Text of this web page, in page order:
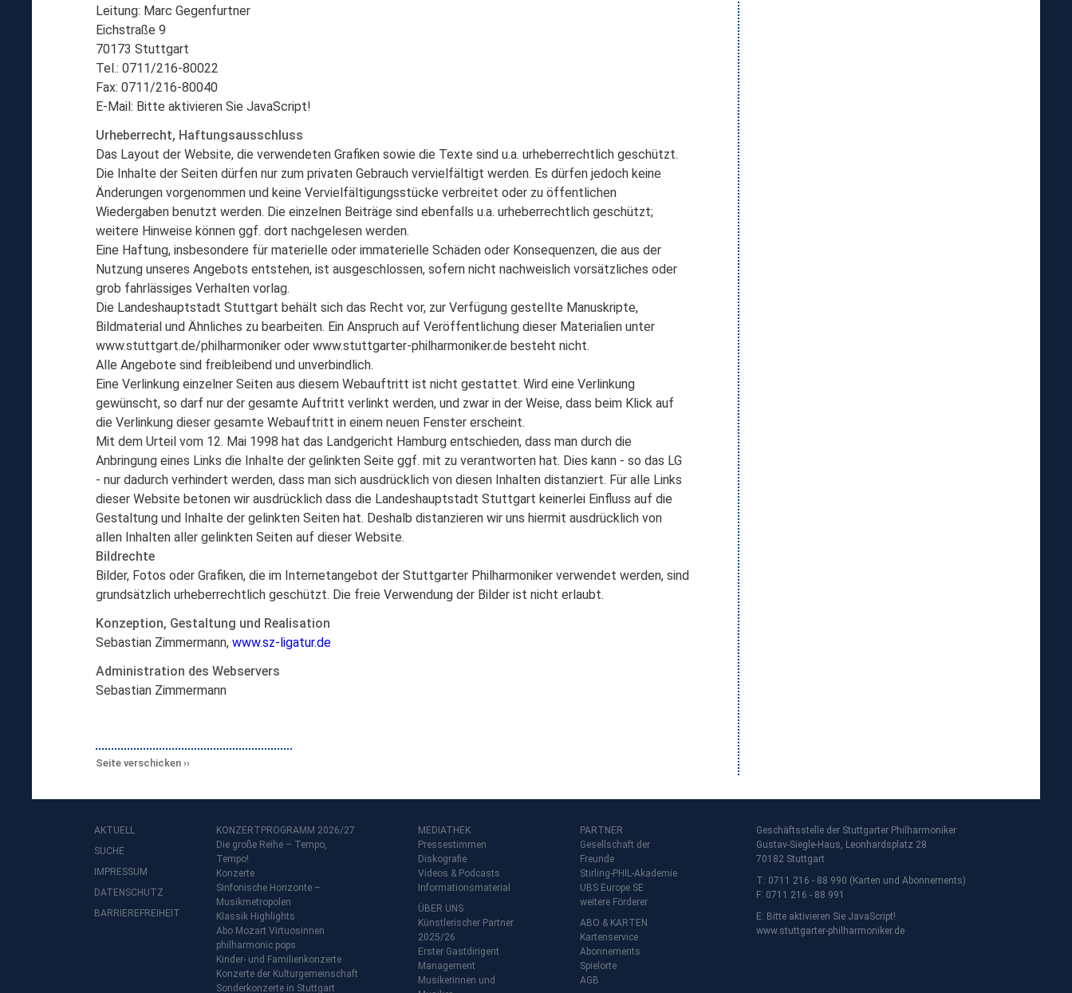
Leitung: Marc Gegenfurtner
Eichstraße 9
70173 Stuttgart
Tel.: 0711/216-80022
Fax: 0711/216-80040
E-Mail: Bitte aktivieren Sie JavaScript!
Urheberrecht, Haftungsausschluss
Das Layout der Website, die verwendeten Grafiken sowie die Texte sind u.a. urheberrechtlich geschützt.
Die Inhalte der Seiten dürfen nur zum privaten Gebrauch vervielfältigt werden. Es dürfen jedoch keine
Änderungen vorgenommen und keine Vervielfältigungsstücke verbreitet oder zu öffentlichen
Wiedergaben benutzt werden. Die einzelnen Beiträge sind ebenfalls u.a. urheberrechtlich geschützt;
weitere Hinweise können ggf. dort nachgelesen werden.
Eine Haftung, insbesondere für materielle oder immaterielle Schäden oder Konsequenzen, die aus der
Nutzung unseres Angebots entstehen, ist ausgeschlossen, sofern nicht nachweislich vorsätzliches oder
grob fahrlässiges Verhalten vorlag.
Die Landeshauptstadt Stuttgart behält sich das Recht vor, zur Verfügung gestellte Manuskripte,
Bildmaterial und Ähnliches zu bearbeiten. Ein Anspruch auf Veröffentlichung dieser Materialien unter
www.stuttgart.de/philharmoniker oder www.stuttgarter-philharmoniker.de besteht nicht.
Alle Angebote sind freibleibend und unverbindlich.
Eine Verlinkung einzelner Seiten aus diesem Webauftritt ist nicht gestattet. Wird eine Verlinkung
gewünscht, so darf nur der gesamte Auftritt verlinkt werden, und zwar in der Weise, dass beim Klick auf
die Verlinkung dieser gesamte Webauftritt in einem neuen Fenster erscheint.
Mit dem Urteil vom 12. Mai 1998 hat das Landgericht Hamburg entschieden, dass man durch die
Anbringung eines Links die Inhalte der gelinkten Seite ggf. mit zu verantworten hat. Dies kann - so das LG
- nur dadurch verhindert werden, dass man sich ausdrücklich von diesen Inhalten distanziert. Für alle Links
dieser Website betonen wir ausdrücklich dass die Landeshauptstadt Stuttgart keinerlei Einfluss auf die
Gestaltung und Inhalte der gelinkten Seiten hat. Deshalb distanzieren wir uns hiermit ausdrücklich von
allen Inhalten aller gelinkten Seiten auf dieser Website.
Bildrechte
Bilder, Fotos oder Grafiken, die im Internetangebot der Stuttgarter Philharmoniker verwendet werden, sind
grundsätzlich urheberrechtlich geschützt. Die freie Verwendung der Bilder ist nicht erlaubt.
Konzeption, Gestaltung und Realisation
Sebastian Zimmermann, www.sz-ligatur.de
Administration des Webservers
Sebastian Zimmermann
Seite verschicken
AKTUELL
SUCHE
IMPRESSUM
DATENSCHUTZ
BARRIEREFREIHEIT
KONZERTPROGRAMM 2026/27
Die große Reihe – Tempo,
Tempo!
Konzerte
Sinfonische Horizonte –
Musikmetropolen
Klassik Highlights
Abo Mozart Virtuosinnen
philharmonic pops
Kinder- und Familienkonzerte
Konzerte der Kulturgemeinschaft
Sonderkonzerte in Stuttgart
MEDIATHEK
Pressestimmen
Diskografie
Videos & Podcasts
Informationsmaterial
ÜBER UNS
Künstlerischer Partner
2025/26
Erster Gastdirigent
Management
Musikerinnen und
PARTNER
Gesellschaft der
Freunde
Stirling-PHIL-Akademie
UBS Europe SE
weitere Förderer
ABO & KARTEN
Kartenservice
Abonnements
Spielorte
AGB
Geschäftsstelle der Stuttgarter Philharmoniker
Gustav-Siegle-Haus, Leonhardsplatz 28
70182 Stuttgart
T: 0711 216 - 88 990 (Karten und Abonnements)
F: 0711 216 - 88 991
E: Bitte aktivieren Sie JavaScript!
www.stuttgarter-philharmoniker.de